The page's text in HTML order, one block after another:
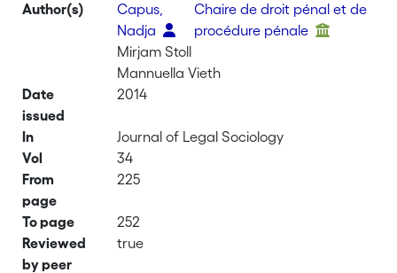
Author(s)
Capus,
Nadja
Chaire de droit pénal et de
procédure pénale
Mirjam Stoll
Mannuella Vieth
Date
issued
2014
In
Journal of Legal Sociology
Vol
34
From
page
225
To page
252
Reviewed
by peer
true